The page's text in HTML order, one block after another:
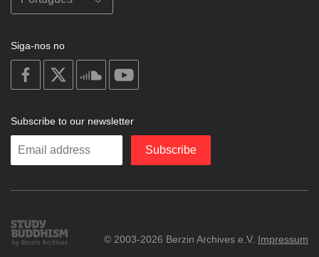
Siga-nos no
on
facebook
soundcloud
Subscribe to our newsletter
Enter
Subscribe
Study
Buddhism
© 2003-2026 Berzin Archives e.V. Impressum